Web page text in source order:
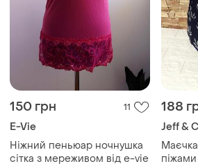
150 грн 11
E-Vie
Ніжний пеньюар ночнушка
сітка з мереживом від e-vie
188
Jeff &
піжами